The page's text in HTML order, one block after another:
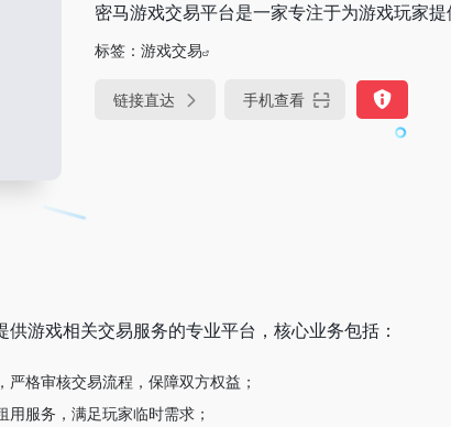
密马游戏交易平台是一家专注于为游戏玩家
标签： 游戏交易
链接直达 手机查看
游戏相关交易服务的专业平台，核心业务包括：
严格审核交易流程，保障双方权益；
用服务，满足玩家临时需求；